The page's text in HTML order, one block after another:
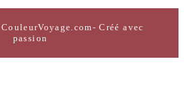
Créé avec
passion